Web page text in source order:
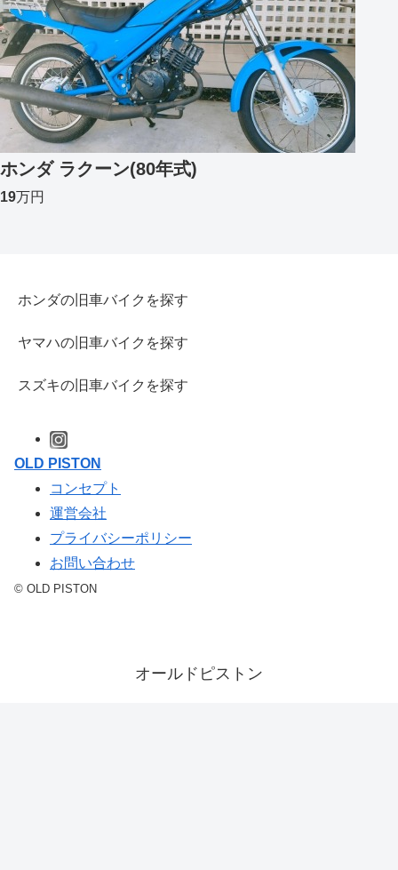
ホンダ ラクーン(80年式)
19万円
ホンダの旧車バイクを探す
ヤマハの旧車バイクを探す
スズキの旧車バイクを探す
OLD PISTON
コンセプト
運営会社
プライバシーポリシー
お問い合わせ
© OLD PISTON
オールドピストン